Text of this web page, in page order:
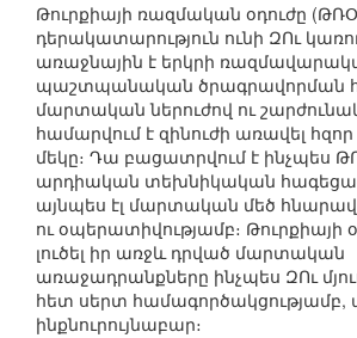
Թուրքիայի ռազմական օդուժը
դերակատարություն ունի ԶՈւ
առաջնային է երկրի
պաշտպանական ծրագրավորման
մարտական ներուժով ու
համարվում է զինուժի առավել
մեկը։ Դա բացատրվում է ինչպես
արդիական տեխնիկական
այնպես էլ մարտական մեծ
ու օպերատիվությամբ։ Թուրքիայի
լուծել իր առջև դրված մարտական
առաջադրանքները ինչպես ԶՈւ
հետ սերտ համագործակցությամբ,
ինքնուրույնաբար։